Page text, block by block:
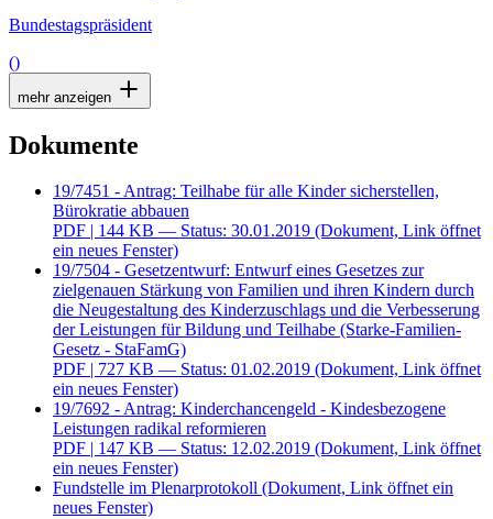
Bundestagspräsident
()
mehr anzeigen
Dokumente
19/7451 - Antrag: Teilhabe für alle Kinder sicherstellen,
Bürokratie abbauen
PDF | 144 KB — Status: 30.01.2019 (Dokument, Link öffnet
ein neues Fenster)
19/7504 - Gesetzentwurf: Entwurf eines Gesetzes zur
zielgenauen Stärkung von Familien und ihren Kindern durch
die Neugestaltung des Kinderzuschlags und die Verbesserung
der Leistungen für Bildung und Teilhabe (Starke-Familien-
Gesetz - StaFamG)
PDF | 727 KB — Status: 01.02.2019 (Dokument, Link öffnet
ein neues Fenster)
19/7692 - Antrag: Kinderchancengeld - Kindesbezogene
Leistungen radikal reformieren
PDF | 147 KB — Status: 12.02.2019 (Dokument, Link öffnet
ein neues Fenster)
Fundstelle im Plenarprotokoll (Dokument, Link öffnet ein
neues Fenster)